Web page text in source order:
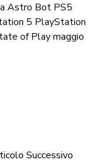
Astro Bot PS5
5 PlayStation
of Play maggio
Successivo